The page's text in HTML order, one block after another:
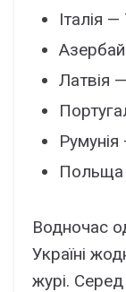
Італія
Латвія
Польща
Водночас
Україні
журі.